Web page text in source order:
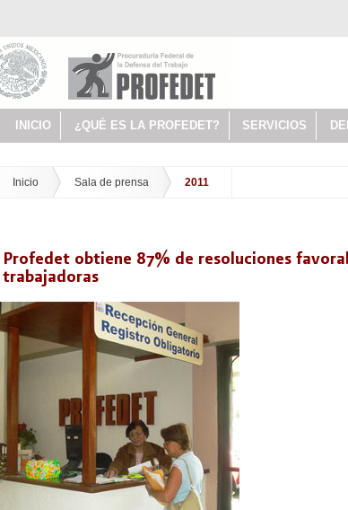
INICIO ¿QUÉ ES LA PROFEDET? SERVICIOS
Inicio Sala de prensa 2011
Profedet obtiene 87% de resoluciones
trabajadoras